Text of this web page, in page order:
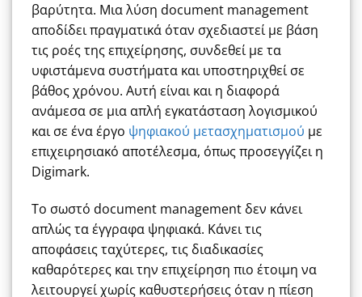
βαρύτητα. Μια λύση document management
αποδίδει πραγματικά όταν σχεδιαστεί με βάση
τις ροές της επιχείρησης, συνδεθεί με τα
υφιστάμενα συστήματα και υποστηριχθεί σε
βάθος χρόνου. Αυτή είναι και η διαφορά
ανάμεσα σε μια απλή εγκατάσταση λογισμικού
και σε ένα έργο ψηφιακού μετασχηματισμού με
επιχειρησιακό αποτέλεσμα, όπως προσεγγίζει η
Digimark.
Το σωστό document management δεν κάνει
απλώς τα έγγραφα ψηφιακά. Κάνει τις
αποφάσεις ταχύτερες, τις διαδικασίες
καθαρότερες και την επιχείρηση πιο έτοιμη να
λειτουργεί χωρίς καθυστερήσεις όταν η πίεση